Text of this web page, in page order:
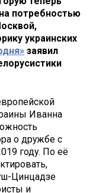
потребностью
украинских
заявил
Иванна
о дружбе с
году. По её
Цинцадзе
и